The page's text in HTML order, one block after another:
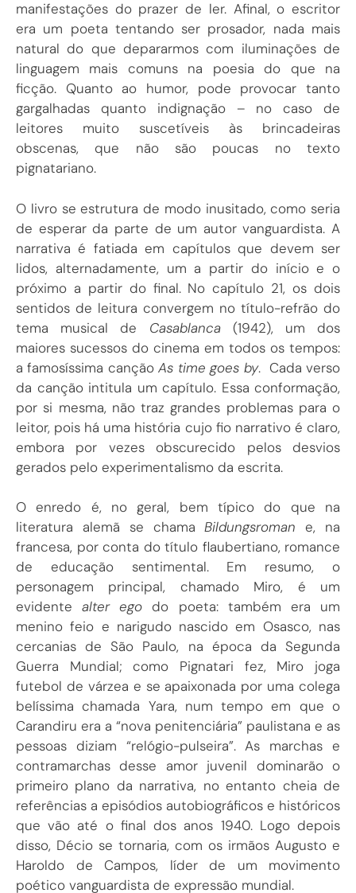
manifestações do prazer de ler. Afinal, o escritor
era um poeta tentando ser prosador, nada mais
natural do que depararmos com iluminações de
linguagem mais comuns na poesia do que na
ficção. Quanto ao humor, pode provocar tanto
gargalhadas quanto indignação – no caso de
leitores muito suscetíveis às brincadeiras
obscenas, que não são poucas no texto
pignatariano.
O livro se estrutura de modo inusitado, como seria
de esperar da parte de um autor vanguardista. A
narrativa é fatiada em capítulos que devem ser
lidos, alternadamente, um a partir do início e o
próximo a partir do final. No capítulo 21, os dois
sentidos de leitura convergem no título-refrão do
tema musical de Casablanca(1942), um dos
maiores sucessos do cinema em todos os tempos:
a famosíssima cançãoAs time goes by. Cada verso
da canção intitula um capítulo. Essa conformação,
por si mesma, não traz grandes problemas para o
leitor, pois há uma história cujo fio narrativo é claro,
embora por vezes obscurecido pelos desvios
gerados pelo experimentalismo da escrita.
O enredo é, no geral, bem típico do que na
literatura alemã se chamaBildungsroman e, na
francesa, por conta do título flaubertiano, romance
de educação sentimental. Em resumo, o
personagem principal, chamado Miro, é um
evidentealter ego do poeta: também era um
menino feio e narigudo nascido em Osasco, nas
cercanias de São Paulo, na época da Segunda
Guerra Mundial; como Pignatari fez, Miro joga
futebol de várzea e se apaixonada por uma colega
belíssima chamada Yara, num tempo em que o
Carandiru era a “nova penitenciária” paulistana e as
pessoas diziam “relógio-pulseira”. As marchas e
contramarchas desse amor juvenil dominarão o
primeiro plano da narrativa, no entanto cheia de
referências a episódios autobiográficos e históricos
que vão até o final dos anos 1940. Logo depois
disso, Décio se tornaria, com os irmãos Augusto e
Haroldo de Campos, líder de um movimento
poético vanguardista de expressão mundial.